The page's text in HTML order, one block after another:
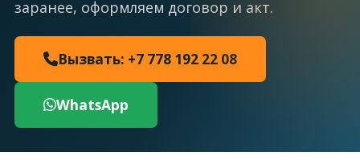
заранее, оформляем договор и акт.
Вызвать: +7 778 192 22 08
WhatsApp